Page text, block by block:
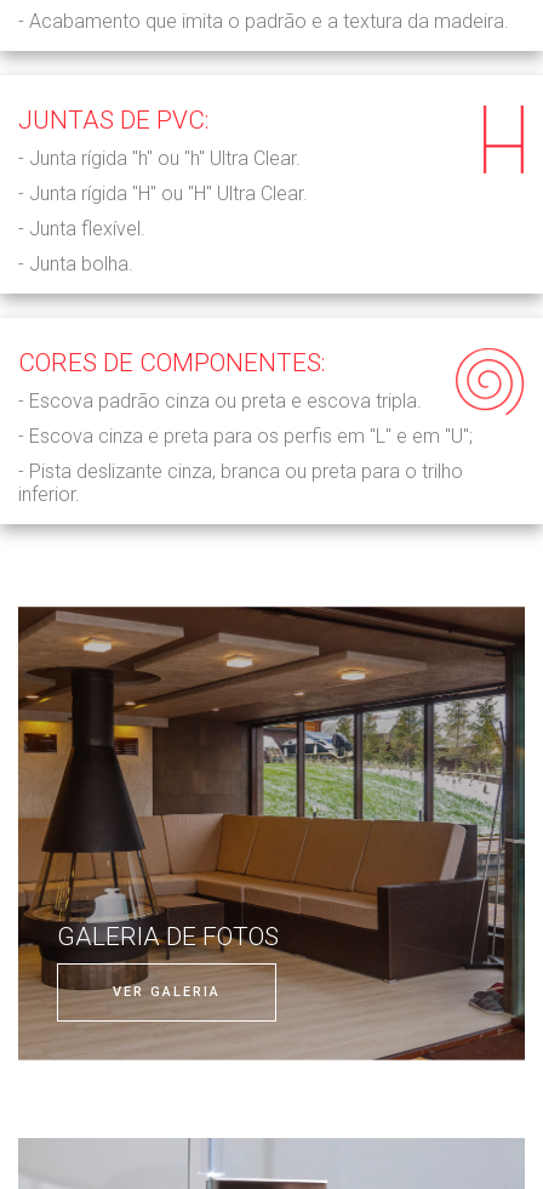
- Acabamento que imita o padrão e a textura da madeira.
JUNTAS DE PVC:
- Junta rígida "h" ou "h" Ultra Clear.
- Junta rígida "H" ou "H" Ultra Clear.
- Junta flexível.
- Junta bolha.
CORES DE COMPONENTES:
- Escova padrão cinza ou preta e escova tripla.
- Escova cinza e preta para os perfis em "L" e em "U";
- Pista deslizante cinza, branca ou preta para o trilho
inferior.
GALERIA DE FOTOS
VER GALERIA